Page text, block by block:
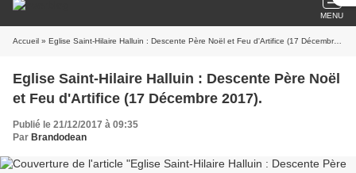
MENU
Accueil » Eglise Saint-Hilaire Halluin : Descente Père Noël et Feu d'Artifice (17 Décembre 2017).
Eglise Saint-Hilaire Halluin : Descente Père Noël
et Feu d'Artifice (17 Décembre 2017).
Publié le 21/12/2017 à 09:35
Par Brandodean